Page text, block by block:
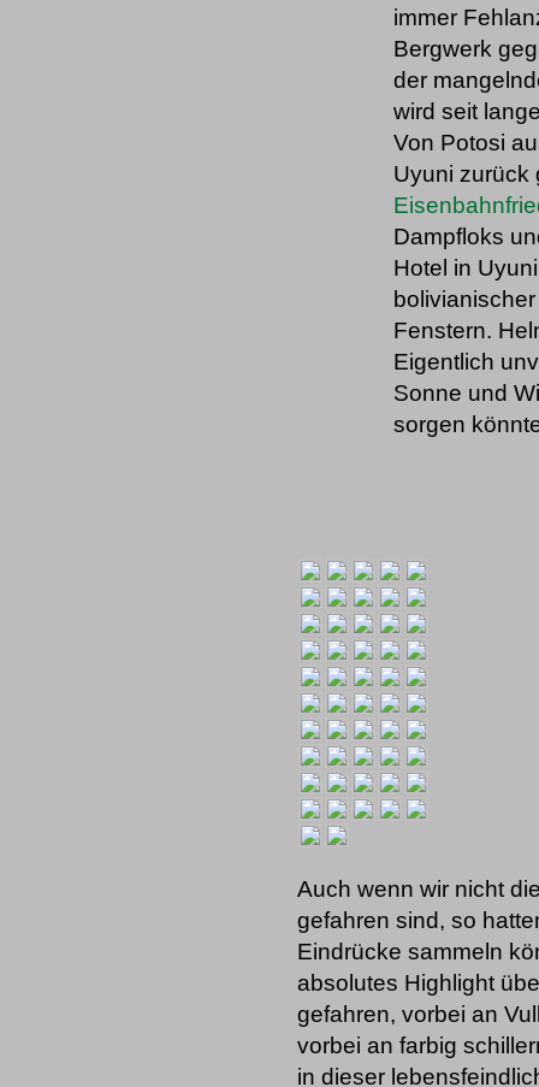
immer
Bergwerk
der
wird seit
Von Potosi
Uyuni zurück
Dampfloks
Hotel in
Fenstern.
Eigentlich
Sonne und
sorgen
Auch wenn wir nicht
gefahren sind, so
Eindrücke sammeln
absolutes Highlight
gefahren, vorbei an
vorbei an farbig
in dieser